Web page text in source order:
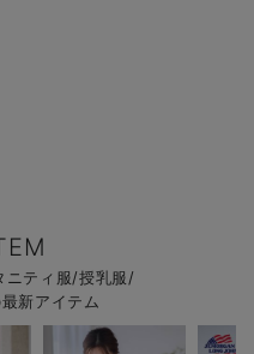
ニティ服/授乳服/
新アイテム